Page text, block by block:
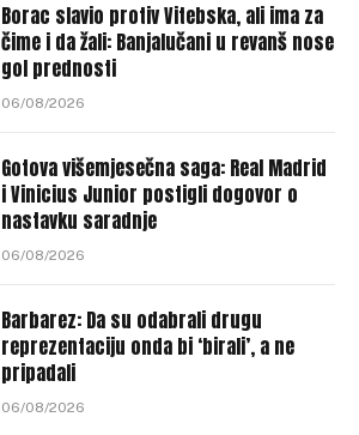
Borac slavio protiv Vitebska, ali ima za
čime i da žali: Banjalučani u revanš nose
gol prednosti
06/08/2026
Gotova višemjesečna saga: Real Madrid
i Vinicius Junior postigli dogovor o
nastavku saradnje
06/08/2026
Barbarez: Da su odabrali drugu
reprezentaciju onda bi ‘birali’, a ne
pripadali
06/08/2026